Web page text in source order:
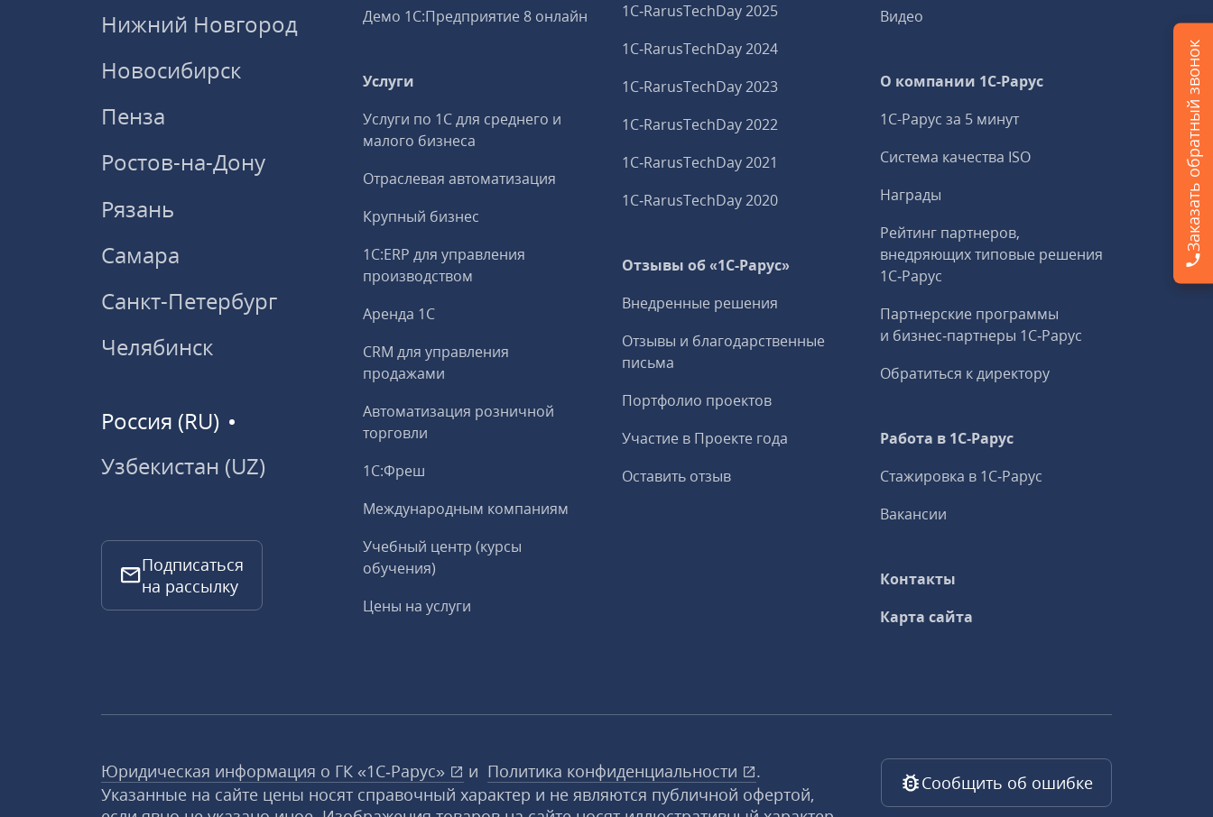
Нижний Новгород
Новосибирск
Пенза
Ростов-на-Дону
Рязань
Самара
Санкт-Петербург
Челябинск
Россия (RU)
Узбекистан (UZ)
Подписаться
на рассылку
Демо 1С:Предприятие 8 онлайн
Услуги
Услуги по 1С для среднего и
малого бизнеса
Отраслевая автоматизация
Крупный бизнес
1С:ERP для управления
производством
Аренда 1С
CRM для управления
продажами
Автоматизация розничной
торговли
1С:Фреш
Международным компаниям
Учебный центр (курсы
обучения)
Цены на услуги
1C‑RarusTechDay 2025
1C‑RarusTechDay 2024
1C‑RarusTechDay 2023
1C‑RarusTechDay 2022
1C‑RarusTechDay 2021
1C‑RarusTechDay 2020
Отзывы об «1С-Рарус»
Внедренные решения
Отзывы и благодарственные
письма
Портфолио проектов
Участие в Проекте года
Оставить отзыв
Видео
О компании 1C-Рарус
1С-Рарус за 5 минут
Система качества ISO
Награды
Рейтинг партнеров,
внедряющих типовые решения
1С‑Рарус
Партнерские программы
и бизнес‑партнеры 1С‑Рарус
Обратиться к директору
Работа в 1С‑Рарус
Стажировка в 1С‑Рарус
Вакансии
Контакты
Карта сайта
Юридическая информация о ГК «1С‑Рарус» и Политика конфиденциальности
.
Указанные на сайте цены носят справочный характер и не являются публичной офертой,
Сообщить об ошибке
Заказать обратный звонок